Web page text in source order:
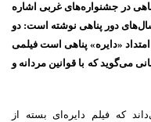
در جشنواره‌های غربی اشاره
سال‌های دور پناهی نوشته است: دو
«دایره» پناهی است فیلمی
می‌گوید که با قوانین مردانه و
که فیلم دایره‌ای بسته از